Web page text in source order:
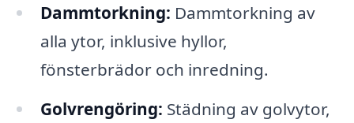
Dammtorkning: Dammtorkning av
alla ytor, inklusive hyllor,
fönsterbrädor och inredning.
Golvrengöring: Städning av golvytor,